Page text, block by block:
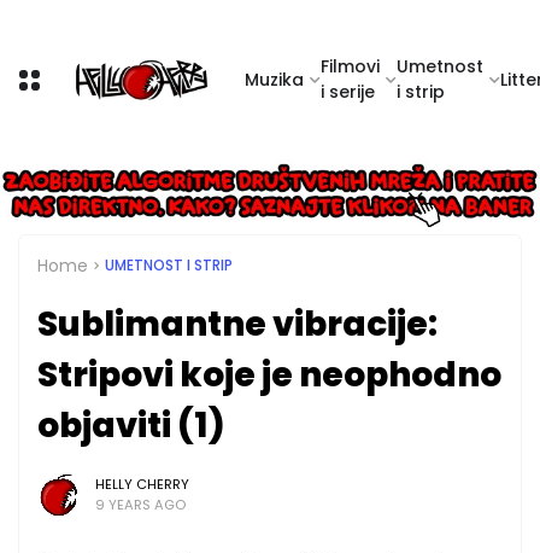
Muzika
Filmovi
i serije
Umetnost
i strip
Home UMETNOST I STRIP
Sublimantne vibracije:
Stripovi koje je neophodno
objaviti (1)
HELLY CHERRY
9 YEARS AGO